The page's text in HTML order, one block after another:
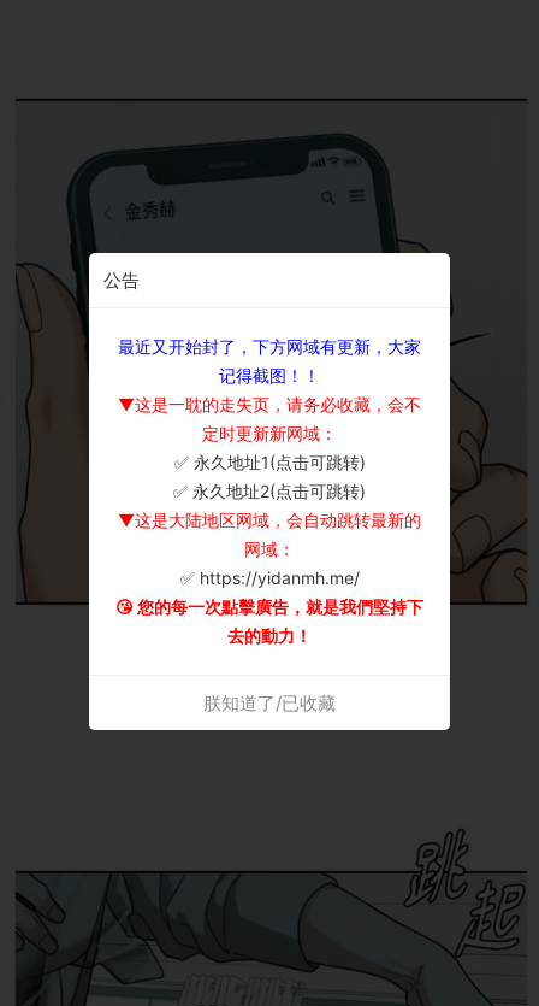
公告
最近又开始封了，下方网域有更新，大家
记得截图！！
▼这是一耽的走失页，请务必收藏，会不
定时更新新网域：
✅ 永久地址1(点击可跳转)
✅ 永久地址2(点击可跳转)
▼这是大陆地区网域，会自动跳转最新的
网域：
✅ https://yidanmh.me/
😘 您的每一次點擊廣告，就是我們堅持下
去的動力！
朕知道了/已收藏